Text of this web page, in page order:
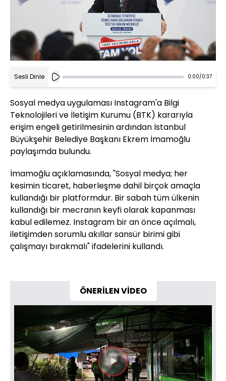
Sesli Dinle 0:00/0:37
Sosyal medya uygulaması Instagram'a Bilgi
Teknolojileri ve İletişim Kurumu (BTK) kararıyla
erişim engeli getirilmesinin ardından İstanbul
Büyükşehir Belediye Başkanı Ekrem İmamoğlu
paylaşımda bulundu.
İmamoğlu açıklamasında, "Sosyal medya; her
kesimin ticaret, haberleşme dahil birçok amaçla
kullandığı bir platformdur. Bir sabah tüm ülkenin
kullandığı bir mecranın keyfi olarak kapanması
kabul edilemez. Instagram bir an önce açılmalı,
iletişimden sorumlu akıllar sansür birimi gibi
çalışmayı bırakmalı" ifadelerini kullandı.
ÖNERİLEN VİDEO
Videoyu